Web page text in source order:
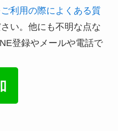
利用の際によくある質
い。他にも不明な点な
登録やメールや電話で